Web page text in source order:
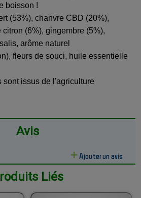
boisson !
(53%), chanvre CBD (20%),
(6%), gingembre (5%),
arôme naturel
fleurs de souci, huile essentielle
sont issus de l'agriculture
Avis
Ajouter un avis
Liés